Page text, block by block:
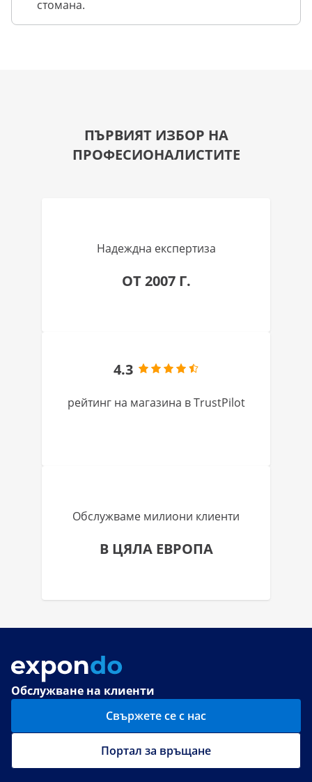
стомана.
ПЪРВИЯТ ИЗБОР НА
ПРОФЕСИОНАЛИСТИТЕ
Надеждна експертиза
ОТ 2007 Г.
4.3
рейтинг на магазина в TrustPilot
Обслужваме милиони клиенти
В ЦЯЛА ЕВРОПА
Обслужване на клиенти
Свържете се с нас
Портал за връщане